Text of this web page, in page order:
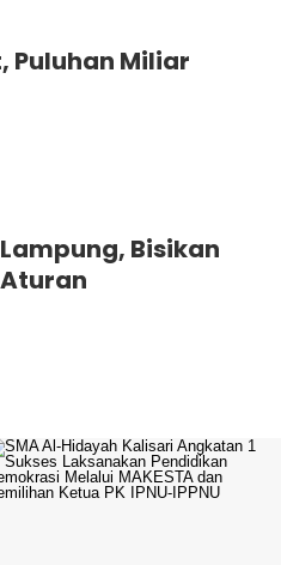
Puluhan Miliar
Bisikan